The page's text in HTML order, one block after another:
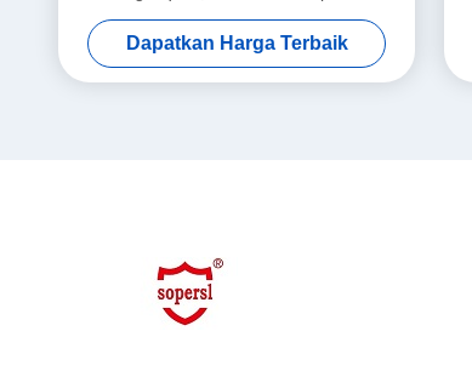
Dapatkan Harga Terbaik